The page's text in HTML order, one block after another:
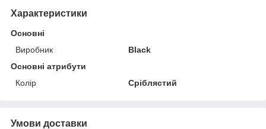
Характеристики
Основні
Виробник
Black
Основні атрибути
Колір
Сріблястий
Умови доставки